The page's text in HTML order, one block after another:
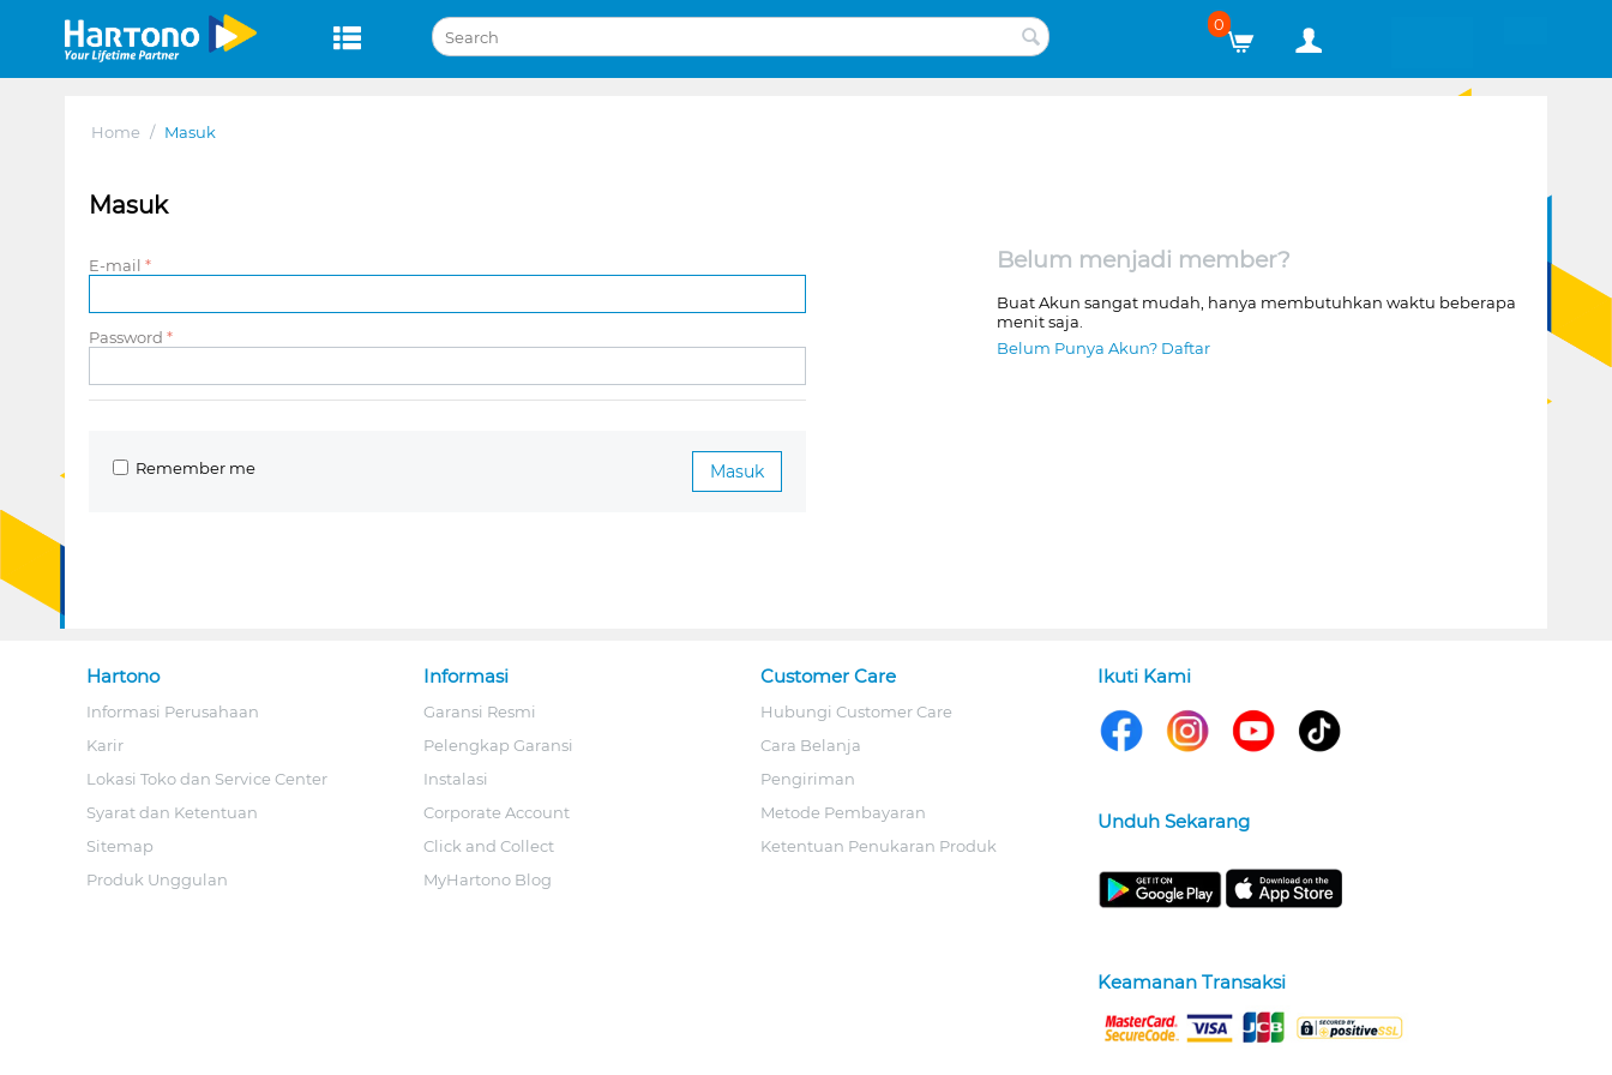
0
Home / Masuk
Masuk
E-mail
Password
Masuk
Remember me
Belum menjadi member?
Buat Akun sangat mudah, hanya membutuhkan waktu beberapa
menit saja.
Belum Punya Akun? Daftar
Hartono
Informasi Perusahaan
Karir
Lokasi Toko dan Service Center
Syarat dan Ketentuan
Sitemap
Produk Unggulan
Informasi
Garansi Resmi
Pelengkap Garansi
Instalasi
Corporate Account
Click and Collect
MyHartono Blog
Customer Care
Hubungi Customer Care
Cara Belanja
Pengiriman
Metode Pembayaran
Ketentuan Penukaran Produk
Ikuti Kami
Unduh Sekarang
Keamanan Transaksi